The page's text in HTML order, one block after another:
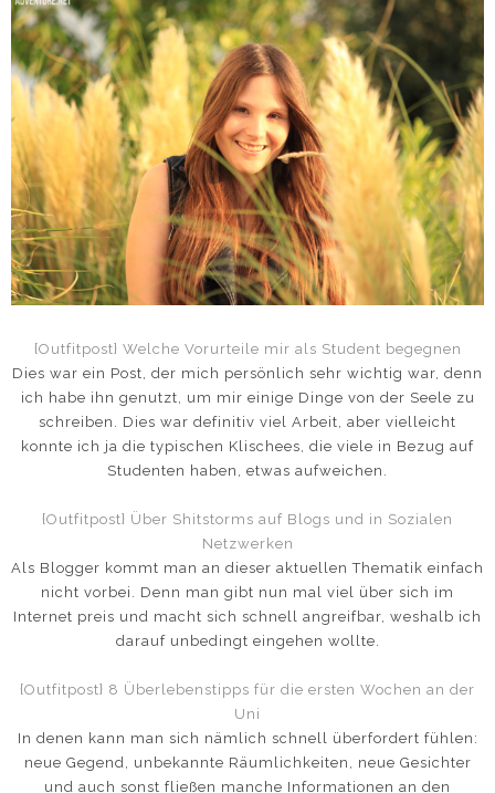
{Outfitpost} Welche Vorurteile mir als Student begegnen
Dies war ein Post, der mich persönlich sehr wichtig war, denn
ich habe ihn genutzt, um mir einige Dinge von der Seele zu
schreiben. Dies war definitiv viel Arbeit, aber vielleicht
konnte ich ja die typischen Klischees, die viele in Bezug auf
Studenten haben, etwas aufweichen.
{Outfitpost} Über Shitstorms auf Blogs und in Sozialen
Netzwerken
Als Blogger kommt man an dieser aktuellen Thematik einfach
nicht vorbei. Denn man gibt nun mal viel über sich im
Internet preis und macht sich schnell angreifbar, weshalb ich
darauf unbedingt eingehen wollte.
{Outfitpost} 8 Überlebenstipps für die ersten Wochen an der
Uni
In denen kann man sich nämlich schnell überfordert fühlen:
neue Gegend, unbekannte Räumlichkeiten, neue Gesichter
und auch sonst fließen manche Informationen an den